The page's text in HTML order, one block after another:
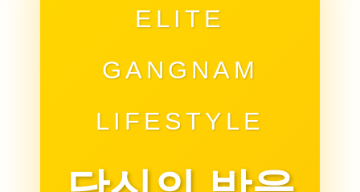
ELITE
GANGNAM
LIFESTYLE